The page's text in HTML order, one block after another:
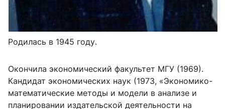
Родилась в 1945 году.
Окончила экономический факультет МГУ (1969).
Кандидат экономических наук (1973, «Экономико-
математические методы и модели в анализе и
планировании издательской деятельности на